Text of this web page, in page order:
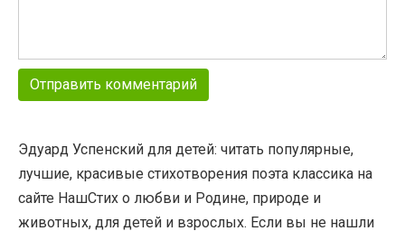
Эдуард Успенский для детей: читать популярные,
лучшие, красивые стихотворения поэта классика на
сайте НашСтих о любви и Родине, природе и
животных, для детей и взрослых. Если вы не нашли